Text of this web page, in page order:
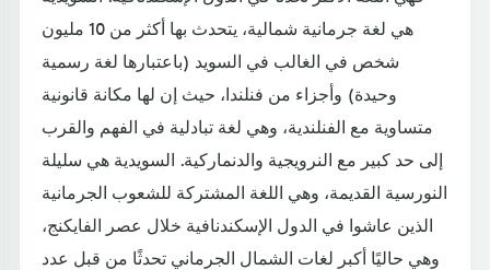
هي لغة جرمانية شمالية، يتحدث بها أكثر من 10 مليون
شخص في الغالب في السويد (باعتبارها لغة رسمية
وحيدة) وأجزاء من فنلندا، حيث إن لها مكانة قانونية
متساوية مع الفنلندية، وهي لغة تبادلية في الفهم والقرب
إلى حد كبير مع النرويجية والدنماركية. السويدية هي سليلة
النورسية القديمة، وهي اللغة المشتركة للشعوب الجرمانية
الذين عاشوا في الدول الإسكندنافية خلال عصر الفايكنج،
وهي حاليًا أكبر لغات الشمال الجرماني تحدثًا من قبل عدد